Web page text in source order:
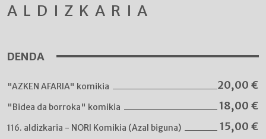
ALDIZKARIA
DENDA
"AZKEN AFARIA" komikia 20,00 €
"Bidea da borroka" komikia 18,00 €
116. aldizkaria - NORI Komikia (Azal biguna) 15,00 €